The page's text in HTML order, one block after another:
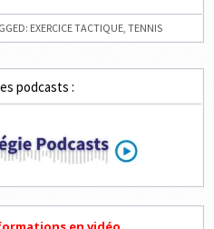
TENNIS
COMME
JE
ÉCHECS »
EXERCICE TACTIQUE,TENNIS
podcasts :